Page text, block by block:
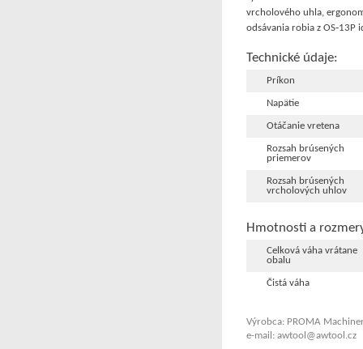
vrcholového uhla,
odsávania robia z
Technické údaje:
Príkon
Napätie
Otáčanie vretena
Rozsah brúsených
priemerov
Rozsah brúsených
vrcholových uhlov
Hmotnosti a
Celková váha vrátane
obalu
Čistá váha
Výrobca: PROMA
e-mail: awtool@awtool.cz